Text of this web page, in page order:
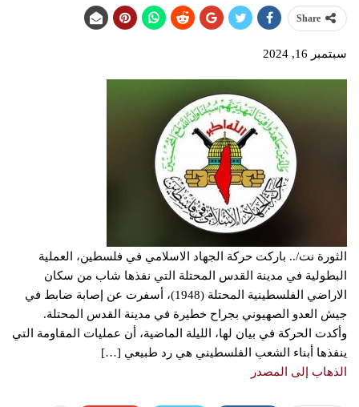
Share
سبتمبر 16, 2024
الثورة نت/.. باركت حركة الجهاد الاسلامي في فلسطين، العملية
البطولية في مدينة القدس المحتلة التي نفذها شاب من سكان
الاراضي الفلسطينية المحتلة (1948)، أسفرت عن إصابة ضابط في
جيش العدو الصهيوني بجراح خطيرة في مدينة القدس المحتلة.
وأكدت الحركة في بيان لها، الليلة الماضية، أن عمليات المقاومة التي
ينفذها أبناء الشعب الفلسطيني هي رد طبيعي […]
الذهاب إلى المصدر